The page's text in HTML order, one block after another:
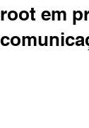
root em